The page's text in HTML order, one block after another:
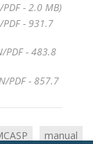
PDF - 2.0 MB)
PDF - 931.7
PDF - 483.8
PDF - 857.7
manual